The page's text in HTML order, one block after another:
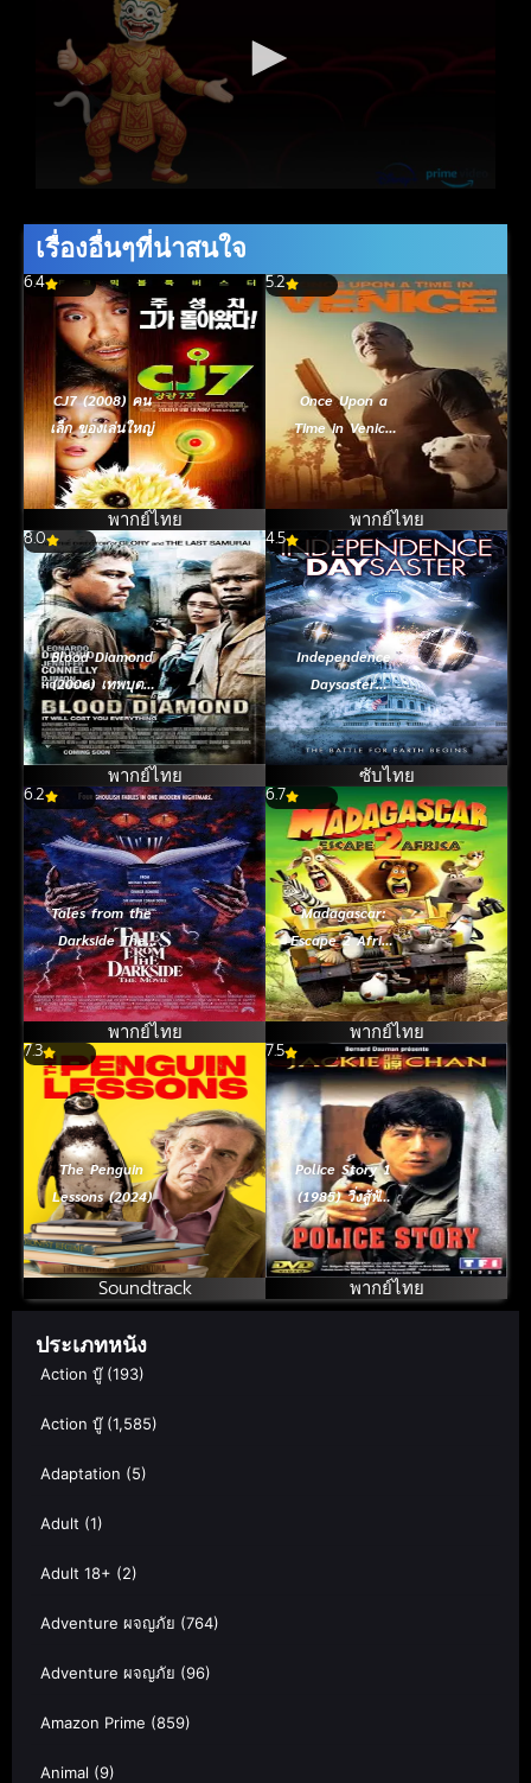
เรื่องอื่นๆที่น่าสนใจ
6.4
CJ7 (2008) คน
เล็ก ของเล่นใหญ่
พากย์ไทย
5.2
Once Upon a
Time in Venice
อหังการ ตามล่า
กลางกรุงเวนิส
(2017)พากย์ไทย
8.0
Blood Diamond
(2006) เทพบุตร
เพชรสีเลือด
พากย์ไทย
4.5
Independence
Daysaster
(2013) สงคราม
จักรกลถล่มโลก
ซับไทย
6.2
Tales from the
Darkside The
Movie อาถรรพ์
ตำนานมรณะ
(1990)พากย์ไทย
6.7
Madagascar:
Escape 2 Africa
(2008)
มาดากัสการ์ 2
ป่วนป่าแอฟริกา
พากย์ไทย
7.3
The Penguin
Lessons (2024)
Soundtrack
7.5
Police Story 1
(1985) วิ่งสู้ฟัด
ภาค 1
พากย์ไทย
ประเภทหนัง
Action บู๊(193)
Action บู๊(1,585)
Adaptation (5)
Adult (1)
Adult 18+ (2)
Adventure ผจญภัย (764)
Adventure ผจญภัย (96)
Amazon Prime (859)
Animal (9)